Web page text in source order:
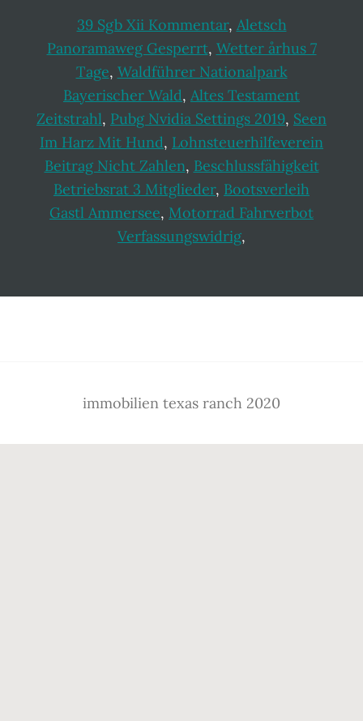
39 Sgb Xii Kommentar, Aletsch
Panoramaweg Gesperrt, Wetter århus 7
Tage, Waldführer Nationalpark
Bayerischer Wald, Altes Testament
Zeitstrahl, Pubg Nvidia Settings 2019, Seen
Im Harz Mit Hund, Lohnsteuerhilfeverein
Beitrag Nicht Zahlen, Beschlussfähigkeit
Betriebsrat 3 Mitglieder, Bootsverleih
Gastl Ammersee, Motorrad Fahrverbot
Verfassungswidrig,
immobilien texas ranch 2020